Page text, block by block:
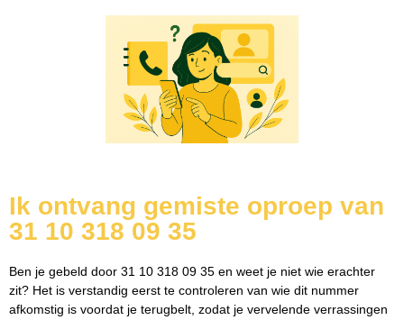
Ik ontvang gemiste oproep van
31 10 318 09 35
Ben je gebeld door 31 10 318 09 35 en weet je niet wie erachter
zit? Het is verstandig eerst te controleren van wie dit nummer
afkomstig is voordat je terugbelt, zodat je vervelende verrassingen